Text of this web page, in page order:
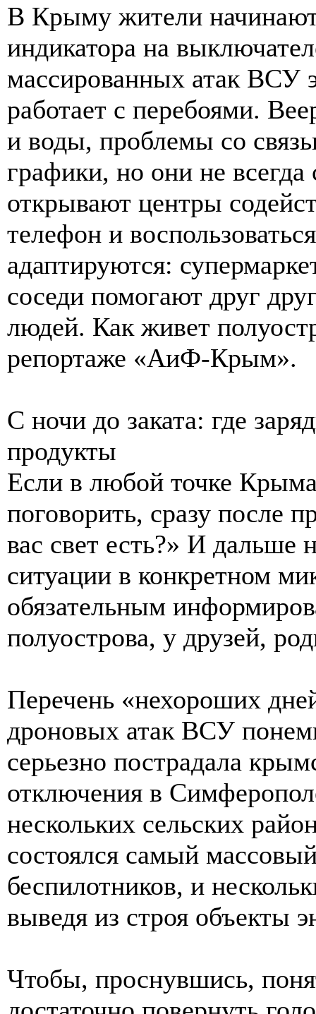
В Крыму жители
индикатора на
массированных атак ВСУ
работает с перебоями.
и воды, проблемы со
графики, но они не
открывают центры
телефон и
адаптируются:
соседи помогают друг
людей. Как живет
репортаже «АиФ-Крым».
С ночи до заката: где
продукты
Если в любой точке
поговорить, сразу после
вас свет есть?» И дальше
ситуации в конкретном
обязательным
полуострова, у друзей,
Перечень «нехороших
дроновых атак ВСУ
серьезно пострадала
отключения в
нескольких сельских
состоялся самый
беспилотников, и
выведя из строя объекты
Чтобы, проснувшись,